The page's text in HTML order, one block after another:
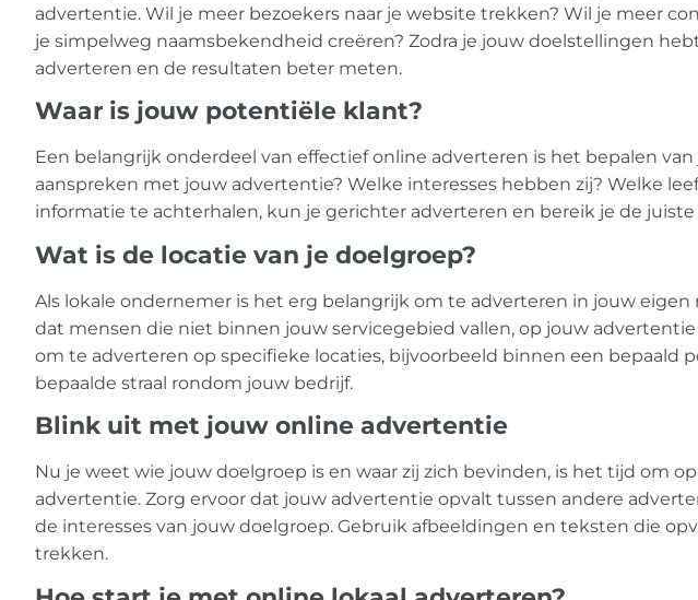
advertentie. Wil je meer bezoekers naar je website trekken? Wil je meer
je simpelweg naamsbekendheid creëren? Zodra je jouw doelstellingen
adverteren en de resultaten beter meten.
Waar is jouw potentiële klant?
Een belangrijk onderdeel van effectief online adverteren is het bepalen
aanspreken met jouw advertentie? Welke interesses hebben zij? Welke
informatie te achterhalen, kun je gerichter adverteren en bereik je de
Wat is de locatie van je doelgroep?
Als lokale ondernemer is het erg belangrijk om te adverteren in jouw eigen
dat mensen die niet binnen jouw servicegebied vallen, op jouw
om te adverteren op specifieke locaties, bijvoorbeeld binnen een bepaald
bepaalde straal rondom jouw bedrijf.
Blink uit met jouw online advertentie
Nu je weet wie jouw doelgroep is en waar zij zich bevinden, is het tijd om
advertentie. Zorg ervoor dat jouw advertentie opvalt tussen andere
de interesses van jouw doelgroep. Gebruik afbeeldingen en teksten die
trekken.